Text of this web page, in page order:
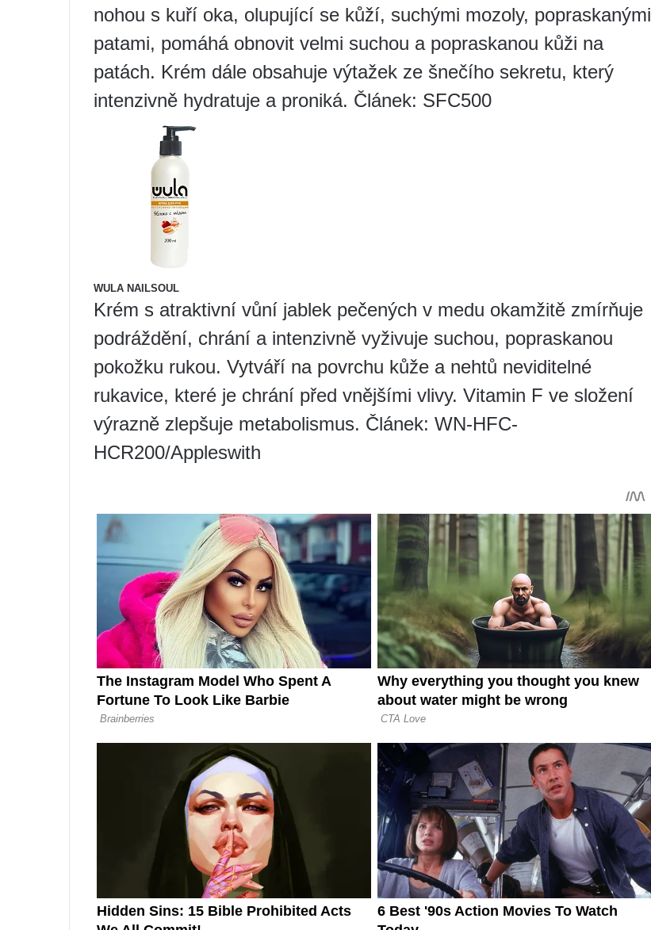
nohou s kuří oka, olupující se kůží, suchými mozoly, popraskanými
patami, pomáhá obnovit velmi suchou a popraskanou kůži na
patách. Krém dále obsahuje výtažek ze šnečího sekretu, který
intenzivně hydratuje a proniká. Článek: SFC500
WULA NAILSOUL
Krém s atraktivní vůní jablek pečených v medu okamžitě zmírňuje
podráždění, chrání a intenzivně vyživuje suchou, popraskanou
pokožku rukou. Vytváří na povrchu kůže a nehtů neviditelné
rukavice, které je chrání před vnějšími vlivy. Vitamin F ve složení
výrazně zlepšuje metabolismus. Článek: WN-HFC-
HCR200/Appleswith